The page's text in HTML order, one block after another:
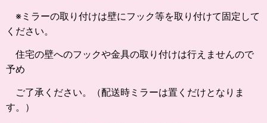
※ミラーの取り付けは壁にフック等を取り付けて固定して
ください。
住宅の壁へのフックや金具の取り付けは行えませんので
予め
ご了承ください。（配送時ミラーは置くだけとなりま
す。）